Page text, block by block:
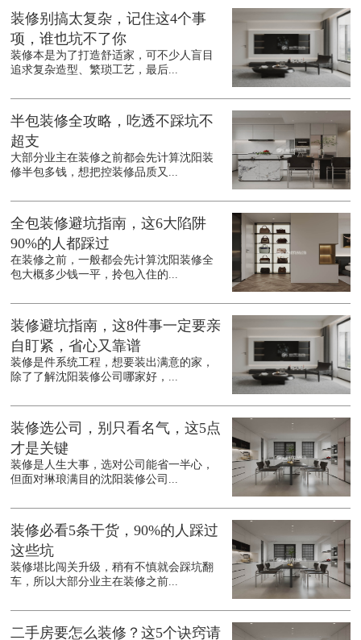
装修别搞太复杂，记住这4个事
项，谁也坑不了你
装修本是为了打造舒适家，可不少人盲目
追求复杂造型、繁琐工艺，最后...
半包装修全攻略，吃透不踩坑不
超支
大部分业主在装修之前都会先计算沈阳装
修半包多钱，想把控装修品质又...
全包装修避坑指南，这6大陷阱
90%的人都踩过
在装修之前，一般都会先计算沈阳装修全
包大概多少钱一平，拎包入住的...
装修避坑指南，这8件事一定要亲
自盯紧，省心又靠谱
装修是件系统工程，想要装出满意的家，
除了了解沈阳装修公司哪家好，...
装修选公司，别只看名气，这5点
才是关键
装修是人生大事，选对公司能省一半心，
但面对琳琅满目的沈阳装修公司...
装修必看5条干货，90%的人踩过
这些坑
装修堪比闯关升级，稍有不慎就会踩坑翻
车，所以大部分业主在装修之前...
二手房要怎么装修？这5个诀窍请